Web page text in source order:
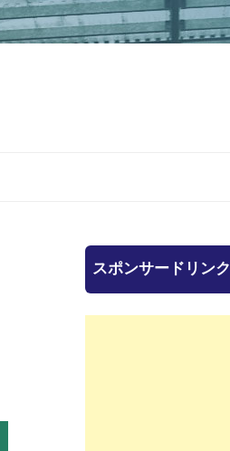
スポンサードリンク